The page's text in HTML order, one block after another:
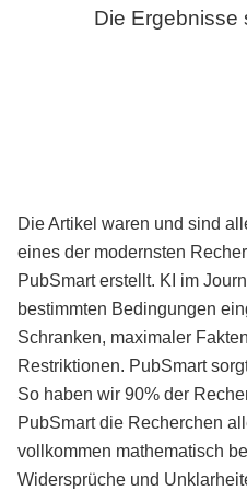
Die Ergebnisse
Die Artikel waren und sind
eines der modernsten
PubSmart erstellt. KI im
bestimmten Bedingungen
Schranken, maximaler
Restriktionen. PubSmart
So haben wir 90% der
PubSmart die Recherchen
vollkommen mathematisch
Widersprüche und